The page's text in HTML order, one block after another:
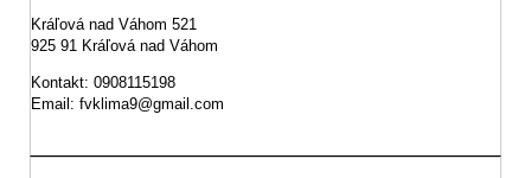
Kráľová nad Váhom 521
Kontakt: 0908115198
Email: fvklima9@gmail.com